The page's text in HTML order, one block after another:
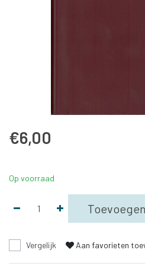
€6,00
Op voorraad
Vergelijk Aan favorieten